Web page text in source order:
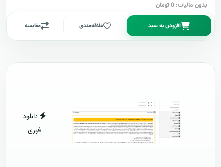
بدون مالیات: 0 تومان
افزودن به سبد علاقه‌مندی مقایسه
دانلود
فوری